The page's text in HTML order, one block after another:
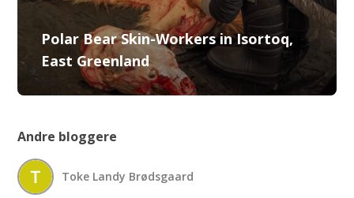
Polar Bear Skin-Workers in Isortoq,
East Greenland
Andre bloggere
Toke Landy Brødsgaard